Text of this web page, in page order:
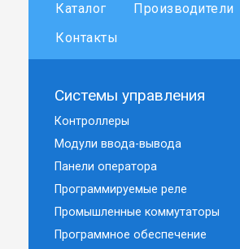
Каталог Производители
Контакты
Системы управления
Контроллеры
Модули ввода-вывода
Панели оператора
Программируемые реле
Промышленные коммутаторы
Программное обеспечение